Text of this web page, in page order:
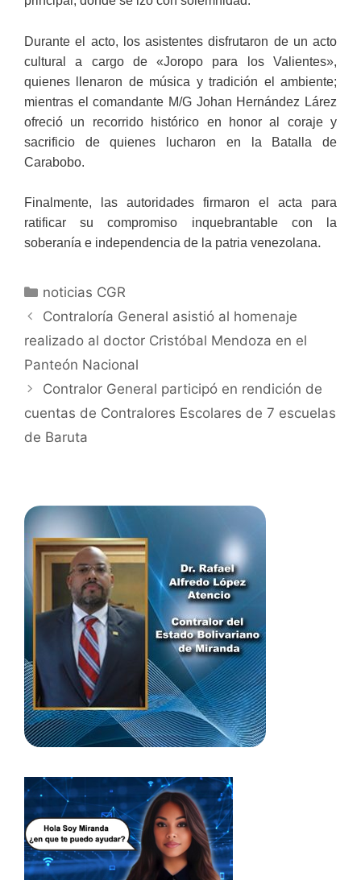
Durante el acto, los asistentes disfrutaron de un acto
cultural a cargo de «Joropo para los Valientes»,
quienes llenaron de música y tradición el ambiente;
mientras el comandante M/G Johan Hernández Lárez
ofreció un recorrido histórico en honor al coraje y
sacrificio de quienes lucharon en la Batalla de
Carabobo.
Finalmente, las autoridades firmaron el acta para
ratificar su compromiso inquebrantable con la
soberanía e independencia de la patria venezolana.
noticias CGR
Contraloría General asistió al homenaje
realizado al doctor Cristóbal Mendoza en el
Panteón Nacional
Contralor General participó en rendición de
cuentas de Contralores Escolares de 7 escuelas
de Baruta